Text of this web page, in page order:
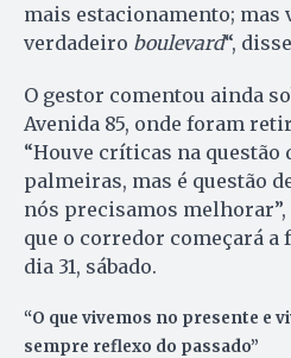
mais estacionamento; mas
verdadeiro boulevard“,
O gestor comentou ainda
Avenida 85, onde foram
“Houve críticas na questão
palmeiras, mas é questão
nós precisamos
que o corredor começará
dia 31, sábado.
“O que vivemos no presente e
sempre reflexo do passado”